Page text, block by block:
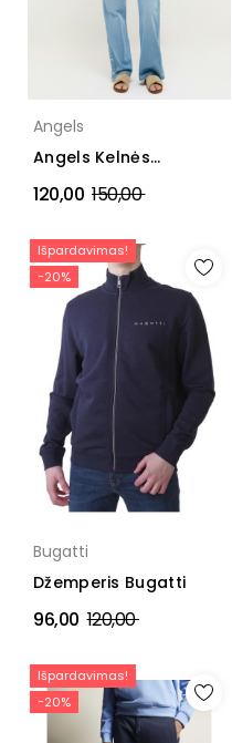
Angels
Angels Kelnės
CULOTTES
120,00 Įprasta
150,00
Išpardavimas!
−20%
Bugatti
Džemperis Bugatti
96,00 Įprasta
120,00
Išpardavimas!
−20%